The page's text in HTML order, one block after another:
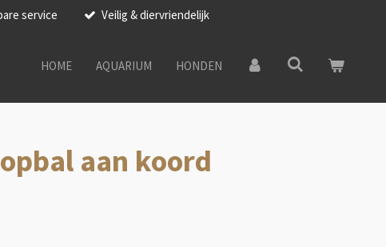
service Veilig & diervriendelijk
HOME AQUARIUM HONDEN
aan koord